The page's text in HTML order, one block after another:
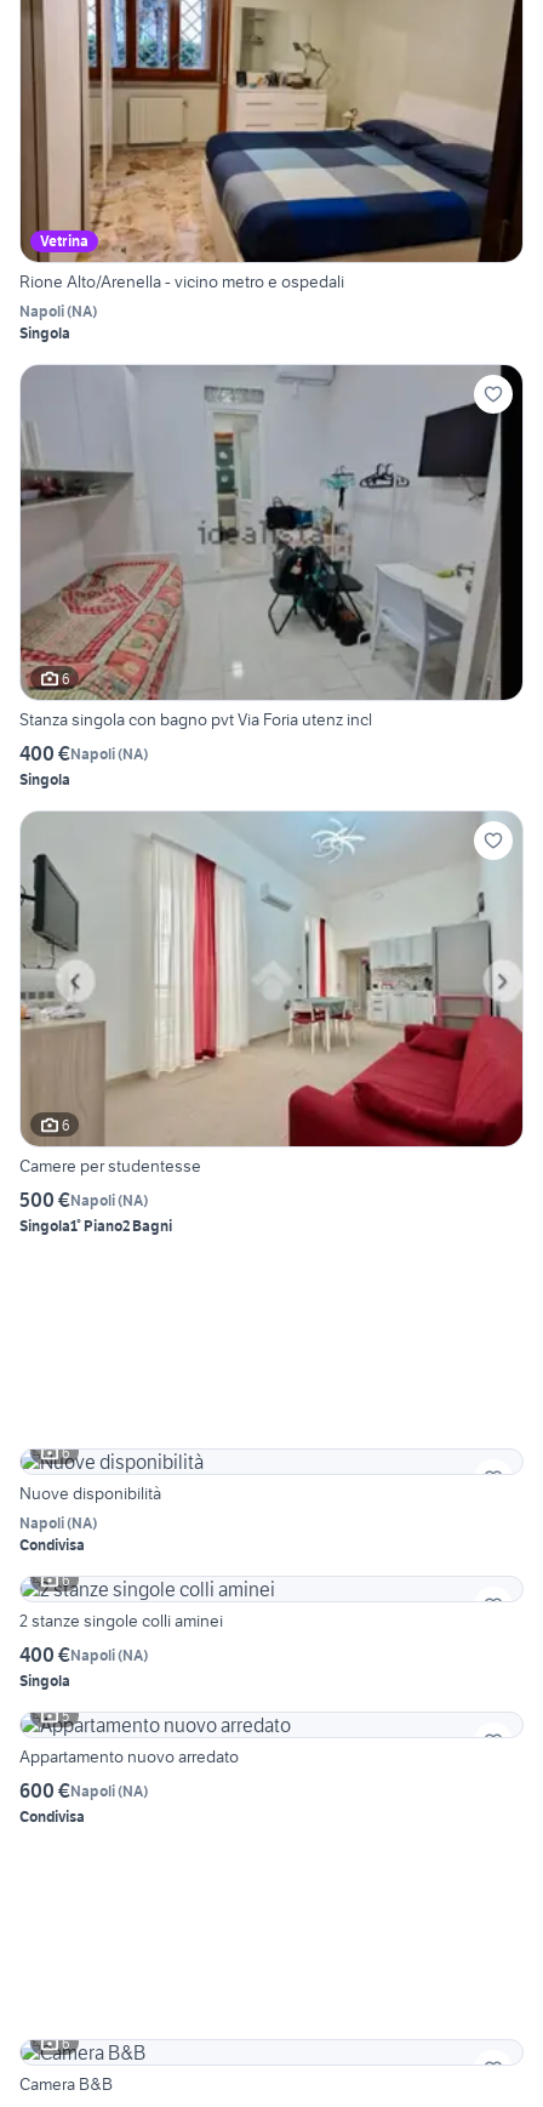
Vetrina
Rione Alto/Arenella - vicino metro e ospedali
Napoli(NA)
Singola
6
Stanza singola con bagno pvt Via Foria utenz incl
400 €Napoli(NA)
Singola
6
Camere per studentesse
500 €Napoli(NA)
Singola1° Piano2 Bagni
6
Nuove disponibilità
Napoli(NA)
Condivisa
6
2 stanze singole colli aminei
400 €Napoli(NA)
Singola
5
Appartamento nuovo arredato
600 €Napoli(NA)
Condivisa
6
Camera B&B